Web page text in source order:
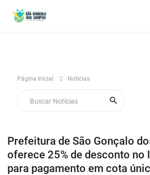
Página Inicial Notícias
Prefeitura de São Gonçalo
oferece 25% de desconto no
para pagamento em cota